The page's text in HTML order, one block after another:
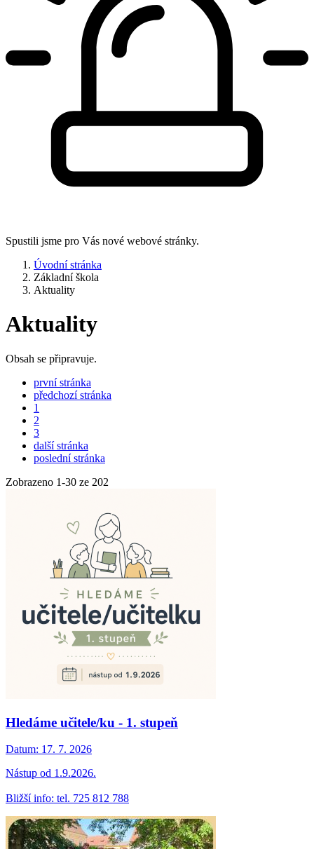
Spustili jsme pro Vás nové webové stránky.
Úvodní stránka
Základní škola
Aktuality
Aktuality
Obsah se připravuje.
první stránka
předchozí stránka
1
2
3
další stránka
poslední stránka
Zobrazeno 1-30 ze 202
Hledáme učitele/ku - 1. stupeň
Datum: 17. 7. 2026
Nástup od 1.9.2026.
Bližší info: tel. 725 812 788